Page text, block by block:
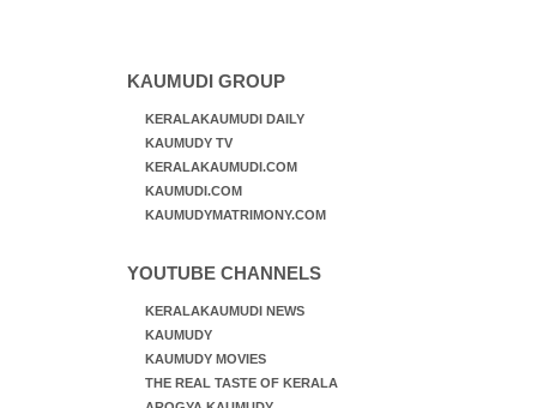
KAUMUDI GROUP
KERALAKAUMUDI DAILY
KAUMUDY TV
KERALAKAUMUDI.COM
KAUMUDI.COM
KAUMUDYMATRIMONY.COM
YOUTUBE CHANNELS
KERALAKAUMUDI NEWS
KAUMUDY
KAUMUDY MOVIES
THE REAL TASTE OF KERALA